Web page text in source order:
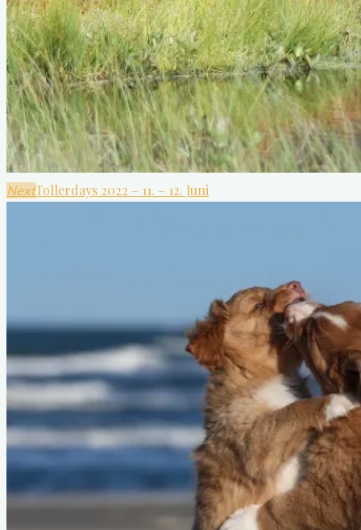
NextTollerdays 2022 – 11. – 12. Juni